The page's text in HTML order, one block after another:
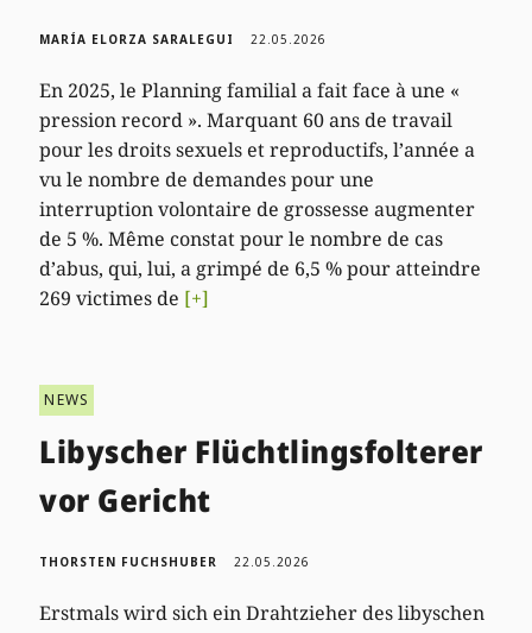
MARÍA ELORZA SARALEGUI 22.05.2026
En 2025, le Planning familial a fait face à une «
pression record ». Marquant 60 ans de travail
pour les droits sexuels et reproductifs, l’année a
vu le nombre de demandes pour une
interruption volontaire de grossesse augmenter
de 5 %. Même constat pour le nombre de cas
d’abus, qui, lui, a grimpé de 6,5 % pour atteindre
269 victimes de [+]
NEWS
Libyscher Flüchtlingsfolterer
vor Gericht
THORSTEN FUCHSHUBER 22.05.2026
Erstmals wird sich ein Drahtzieher des libyschen